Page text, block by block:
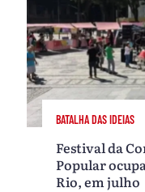
BATALHA DAS IDEIAS
Festival da
Popular
Rio, em julho